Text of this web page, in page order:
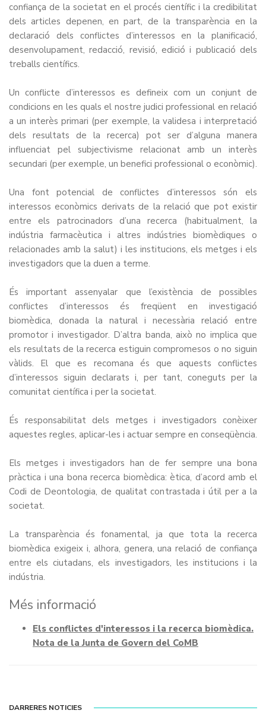
confiança de la societat en el procés científic i la credibilitat
dels articles depenen, en part, de la transparència en la
declaració dels conflictes d’interessos en la planificació,
desenvolupament, redacció, revisió, edició i publicació dels
treballs científics.
Un conflicte d’interessos es defineix com un conjunt de
condicions en les quals el nostre judici professional en relació
a un interès primari (per exemple, la validesa i interpretació
dels resultats de la recerca) pot ser d’alguna manera
influenciat pel subjectivisme relacionat amb un interès
secundari (per exemple, un benefici professional o econòmic).
Una font potencial de conflictes d’interessos són els
interessos econòmics derivats de la relació que pot existir
entre els patrocinadors d’una recerca (habitualment, la
indústria farmacèutica i altres indústries biomèdiques o
relacionades amb la salut) i les institucions, els metges i els
investigadors que la duen a terme.
És important assenyalar que l’existència de possibles
conflictes d’interessos és freqüent en investigació
biomèdica, donada la natural i necessària relació entre
promotor i investigador. D’altra banda, això no implica que
els resultats de la recerca estiguin compromesos o no siguin
vàlids. El que es recomana és que aquests conflictes
d’interessos siguin declarats i, per tant, coneguts per la
comunitat científica i per la societat.
És responsabilitat dels metges i investigadors conèixer
aquestes regles, aplicar-les i actuar sempre en conseqüència.
Els metges i investigadors han de fer sempre una bona
pràctica i una bona recerca biomèdica: ètica, d’acord amb el
Codi de Deontologia, de qualitat contrastada i útil per a la
societat.
La transparència és fonamental, ja que tota la recerca
biomèdica exigeix i, alhora, genera, una relació de confiança
entre els ciutadans, els investigadors, les institucions i la
indústria.
Més informació
Els conflictes d'interessos i la recerca biomèdica.
Nota de la Junta de Govern del CoMB
DARRERES NOTICIES